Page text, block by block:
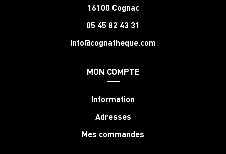
16100 Cognac
05 45 82 43 31
info@cognatheque.com
MON COMPTE
Information
Adresses
Mes commandes